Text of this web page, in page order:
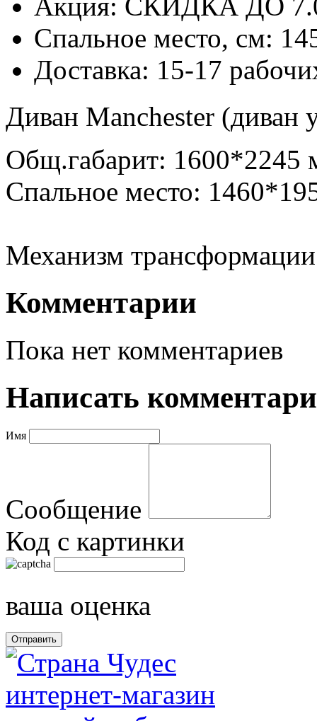
Спальное место, см:
Доставка: 15-17
Диван Manchester (диван
Общ.габарит: 1600*2245
Спальное место:
Механизм
Комментарии
Пока нет комментариев
Написать
Имя
Сообщение
Код с картинки
ваша оценка